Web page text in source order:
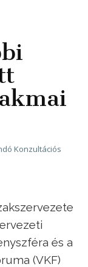
Konzultációs
és a
(VKF)